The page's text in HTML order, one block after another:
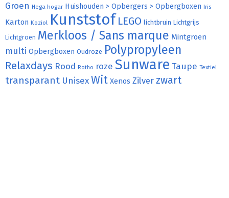
Groen Hega hogar Huishouden > Opbergers > Opbergboxen Iris
Karton Koziol Kunststof LEGO lichtbruin Lichtgrijs
Lichtgroen Merkloos / Sans marque Mintgroen
multi Opbergboxen Oudroze Polypropyleen
Relaxdays Rood Rotho roze Sunware Taupe Textiel
transparant UnisexWit Xenos Zilver zwart